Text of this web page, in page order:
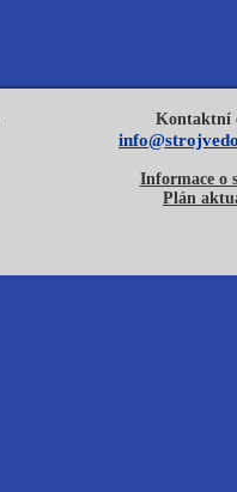
Kontaktní
Informace o
Plán